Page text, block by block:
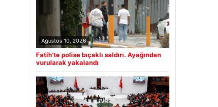
Ağustos 10, 2026
Fatih’te polise bıçaklı saldırı. Ayağından
vurularak yakalandı